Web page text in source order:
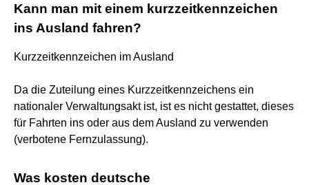
Kann man mit einem kurzzeitkennzeichen
ins Ausland fahren?
Kurzzeitkennzeichen im Ausland
Da die Zuteilung eines Kurzzeitkennzeichens ein
nationaler Verwaltungsakt ist, ist es nicht gestattet, dieses
für Fahrten ins oder aus dem Ausland zu verwenden
(verbotene Fernzulassung).
Was kosten deutsche